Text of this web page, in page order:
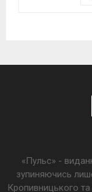
«Пульс» -
зупиняючись
Кропивницького та